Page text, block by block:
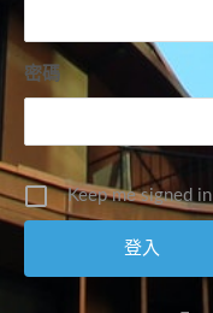
密碼
Keep me signed in